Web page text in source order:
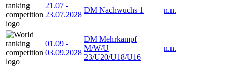
21.07 -
23.07.2028
DM Nachwuchs 1 n.n.
01.09 -
03.09.2028
DM Mehrkampf
M/W/U
23/U20/U18/U16
n.n.